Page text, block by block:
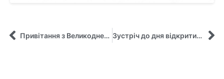
Привітання з Великоднем від кафедри управління Зустріч до дня відкритих дверей СумДУ